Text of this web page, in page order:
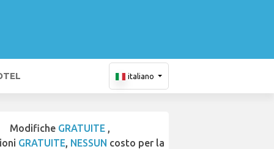
italiano
Modifiche GRATUITE,
GRATUITE, NESSUN costo per la